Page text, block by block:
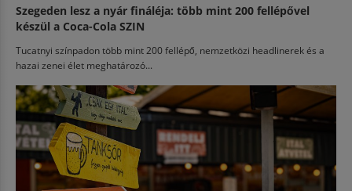
Szegeden lesz a nyár fináléja: több mint 200 fellépővel
készül a Coca-Cola SZIN
Tucatnyi színpadon több mint 200 fellépő, nemzetközi headlinerek és a
hazai zenei élet meghatározó...